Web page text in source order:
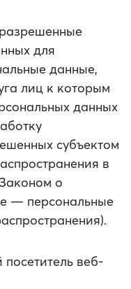
для
данные,
лиц к которым
данных
субъектом
в
о
— персональные
веб-